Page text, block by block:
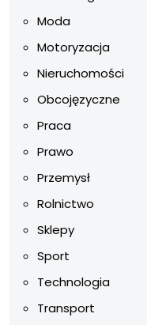
Moda
Motoryzacja
Nieruchomości
Obcojęzyczne
Praca
Prawo
Przemysł
Rolnictwo
Sklepy
Sport
Technologia
Transport